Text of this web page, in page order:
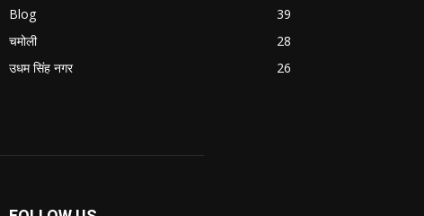
Blog
39
चमोली
28
उधम सिंह नगर
26